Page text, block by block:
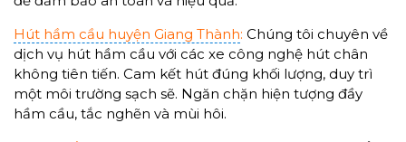
Hút hầm cầu huyện Giang Thành: Chúng tôi chuyên về
dịch vụ hút hầm cầu với các xe công nghệ hút chân
không tiên tiến. Cam kết hút đúng khối lượng, duy trì
một môi trường sạch sẽ. Ngăn chặn hiện tượng đầy
hầm cầu, tắc nghẽn và mùi hôi.